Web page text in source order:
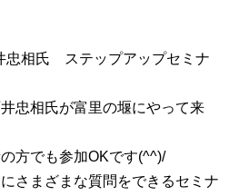
忠相氏 ステップアップセミナ
忠相氏が富里の堰にやって来
方でも参加OKです(^^)/
さまざまな質問をできるセミナ